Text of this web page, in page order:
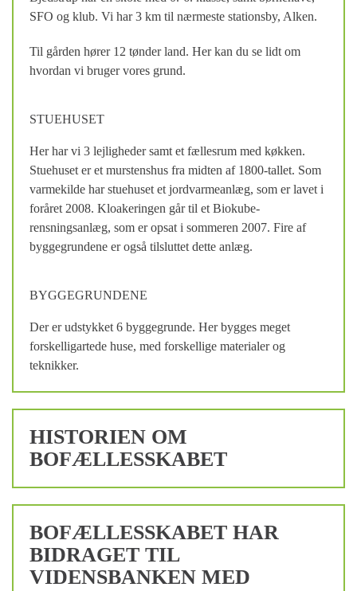
SFO og klub. Vi har 3 km til nærmeste stationsby, Alken.
Til gården hører 12 tønder land. Her kan du se lidt om
hvordan vi bruger vores grund.
STUEHUSET
Her har vi 3 lejligheder samt et fællesrum med køkken.
Stuehuset er et murstenshus fra midten af 1800-tallet. Som
varmekilde har stuehuset et jordvarmeanlæg, som er lavet i
foråret 2008. Kloakeringen går til et Biokube-
rensningsanlæg, som er opsat i sommeren 2007. Fire af
byggegrundene er også tilsluttet dette anlæg.
BYGGEGRUNDENE
Der er udstykket 6 byggegrunde. Her bygges meget
forskelligartede huse, med forskellige materialer og
teknikker.
HISTORIEN OM
BOFÆLLESSKABET
BOFÆLLESSKABET HAR
BIDRAGET TIL
VIDENSBANKEN MED